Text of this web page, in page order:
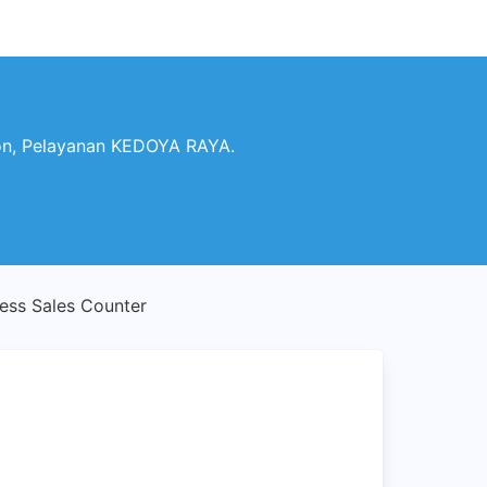
Pelayanan KEDOYA RAYA.
Sales Counter